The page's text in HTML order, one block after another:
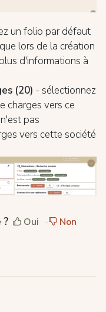
un folio par défaut
lors de la création
d'informations à
(20) - sélectionnez
charges vers ce
pas
vers cette société
Oui Non